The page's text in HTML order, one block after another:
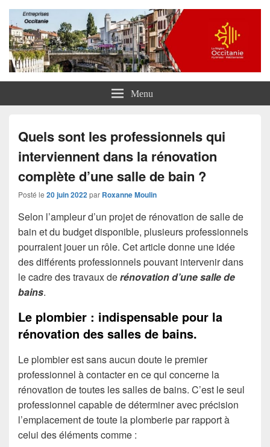
Entreprises Occitanie
Menu
Quels sont les professionnels qui
interviennent dans la rénovation
complète d’une salle de bain ?
Posté le 20 juin 2022 par Roxanne Moulin
Selon l’ampleur d’un projet de rénovation de salle de
bain et du budget disponible, plusieurs professionnels
pourraient jouer un rôle. Cet article donne une idée
des différents professionnels pouvant intervenir dans
le cadre des travaux derénovation d’une salle de
bains.
Le plombier : indispensable pour la
rénovation des salles de bains.
Le plombier est sans aucun doute le premier
professionnel à contacter en ce qui concerne la
rénovation de toutes les salles de bains. C’est le seul
professionnel capable de déterminer avec précision
l’emplacement de toute la plomberie par rapport à
celui des éléments comme :